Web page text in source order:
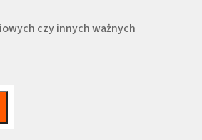
czy innych ważnych